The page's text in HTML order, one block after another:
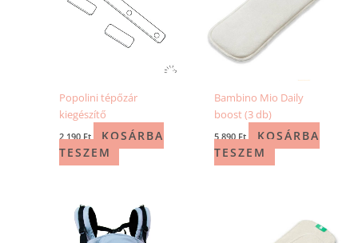
Popolini tépőzár
kiegészítő
2 190Ft
KOSÁRBA
TESZEM
Bambino Mio Daily
boost (3 db)
5 890Ft
KOSÁRBA
TESZEM